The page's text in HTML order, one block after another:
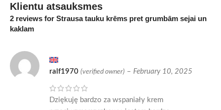
Klientu atsauksmes
2 reviews for Strausa tauku krēms pret grumbām sejai un
kaklam
ralf1970 (verified owner) – February 10, 2025
Dziękuję bardzo za wspaniały krem